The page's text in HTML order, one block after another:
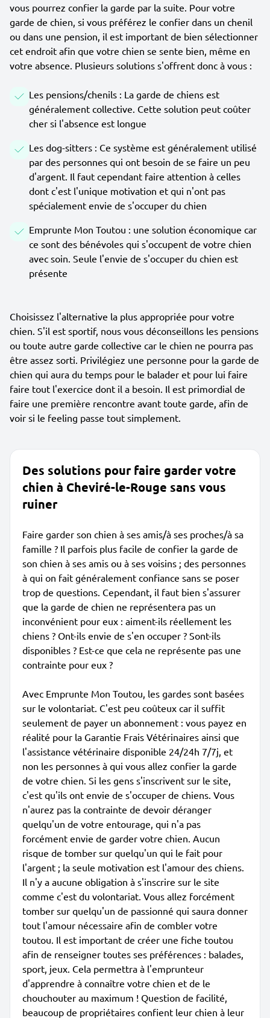
vous pourrez confier la garde par la suite. Pour votre
garde de chien, si vous préférez le confier dans un chenil
ou dans une pension, il est important de bien sélectionner
cet endroit afin que votre chien se sente bien, même en
votre absence. Plusieurs solutions s'offrent donc à vous :
Les pensions/chenils : La garde de chiens est
généralement collective. Cette solution peut coûter
cher si l'absence est longue
Les dog-sitters : Ce système est généralement utilisé
par des personnes qui ont besoin de se faire un peu
d'argent. Il faut cependant faire attention à celles
dont c'est l'unique motivation et qui n'ont pas
spécialement envie de s'occuper du chien
Emprunte Mon Toutou : une solution économique car
ce sont des bénévoles qui s'occupent de votre chien
avec soin. Seule l'envie de s'occuper du chien est
présente
Choisissez l'alternative la plus appropriée pour votre
chien. S'il est sportif, nous vous déconseillons les pensions
ou toute autre garde collective car le chien ne pourra pas
être assez sorti. Privilégiez une personne pour la garde de
chien qui aura du temps pour le balader et pour lui faire
faire tout l'exercice dont il a besoin. Il est primordial de
faire une première rencontre avant toute garde, afin de
voir si le feeling passe tout simplement.
Des solutions pour faire garder votre
chien à Cheviré-le-Rouge sans vous
ruiner
Faire garder son chien à ses amis/à ses proches/à sa
famille ? Il parfois plus facile de confier la garde de
son chien à ses amis ou à ses voisins ; des personnes
à qui on fait généralement confiance sans se poser
trop de questions. Cependant, il faut bien s'assurer
que la garde de chien ne représentera pas un
inconvénient pour eux : aiment-ils réellement les
chiens ? Ont-ils envie de s'en occuper ? Sont-ils
disponibles ? Est-ce que cela ne représente pas une
contrainte pour eux ?
Avec Emprunte Mon Toutou, les gardes sont basées
sur le volontariat. C'est peu coûteux car il suffit
seulement de payer un abonnement : vous payez en
réalité pour la Garantie Frais Vétérinaires ainsi que
l'assistance vétérinaire disponible 24/24h 7/7j, et
non les personnes à qui vous allez confier la garde
de votre chien. Si les gens s'inscrivent sur le site,
c'est qu'ils ont envie de s'occuper de chiens. Vous
n'aurez pas la contrainte de devoir déranger
quelqu'un de votre entourage, qui n'a pas
forcément envie de garder votre chien. Aucun
risque de tomber sur quelqu'un qui le fait pour
l'argent ; la seule motivation est l'amour des chiens.
Il n'y a aucune obligation à s'inscrire sur le site
comme c'est du volontariat. Vous allez forcément
tomber sur quelqu'un de passionné qui saura donner
tout l'amour nécessaire afin de combler votre
toutou. Il est important de créer une fiche toutou
afin de renseigner toutes ses préférences : balades,
sport, jeux. Cela permettra à l'emprunteur
d'apprendre à connaître votre chien et de le
chouchouter au maximum ! Question de facilité,
beaucoup de propriétaires confient leur chien à leur